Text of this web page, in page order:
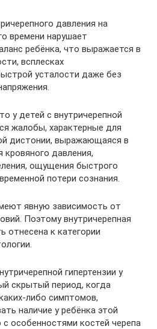
давления на
времени нарушает
ребёнка, что выражается в
всплесках
усталости даже без
у детей с внутричерепной
жалобы, характерные для
дистонии, выражающаяся в
кровяного давления,
ощущения быстрого
потери сознания.
явную зависимость от
Поэтому внутричерепная
отнесена к категории
гипертензии у
скрытый период, когда
либо симптомов,
наличие у ребёнка этой
особенностями костей черепа